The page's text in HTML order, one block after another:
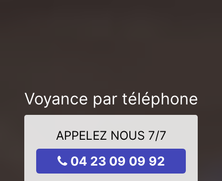
Voyance par téléphone
APPELEZ NOUS 7/7
04 23 09 09 92